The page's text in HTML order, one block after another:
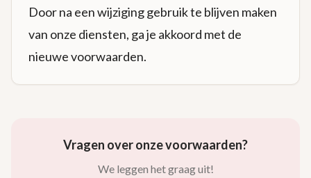
Door na een wijziging gebruik te blijven maken
van onze diensten, ga je akkoord met de
nieuwe voorwaarden.
Vragen over onze voorwaarden?
We leggen het graag uit!